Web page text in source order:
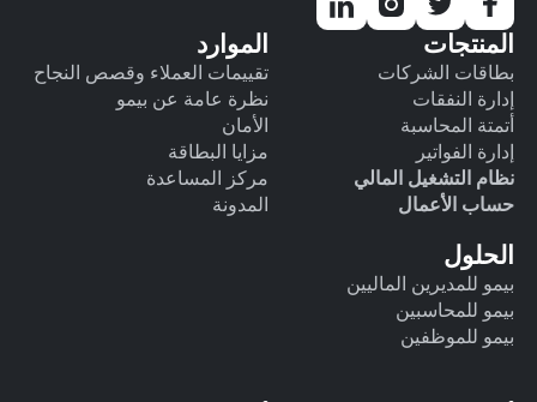
المنتجات
بطاقات الشركات
إدارة النفقات
أتمتة المحاسبة
إدارة الفواتير
نظام التشغيل المالي
حساب الأعمال
الحلول
بيمو للمديرين الماليين
بيمو للمحاسبين
بيمو للموظفين
الموارد
تقييمات العملاء وقصص النجاح
نظرة عامة عن بيمو
الأمان
مزايا البطاقة
مركز المساعدة
المدونة